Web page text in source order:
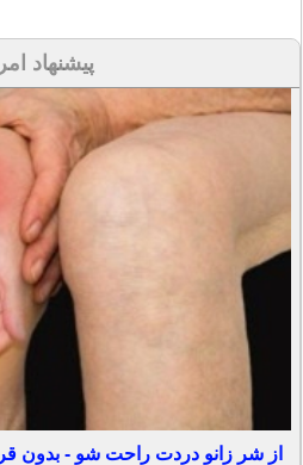
پیشنهاد
از شر زانو دردت راحت شو - بدون